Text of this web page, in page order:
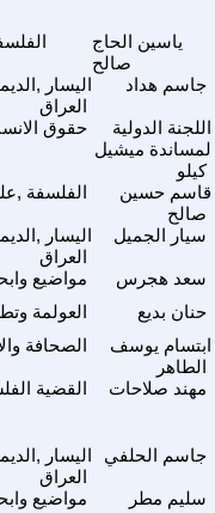
ياسين الحاج
صالح
اليسار
العراق
جاسم هداد
حقوق
اللجنة الدولية
لمساندة ميشيل
كيلو
الفلسفة
قاسم حسين
صالح
اليسار
العراق
سيار الجميل
مواضيع سعد هجرس
العولمة
حنان بديع
الصحافة
ابتسام يوسف
الطاهر
القضية مهند صلاحات
اليسار
العراق
جاسم الحلفي
مواضيع سليم مطر